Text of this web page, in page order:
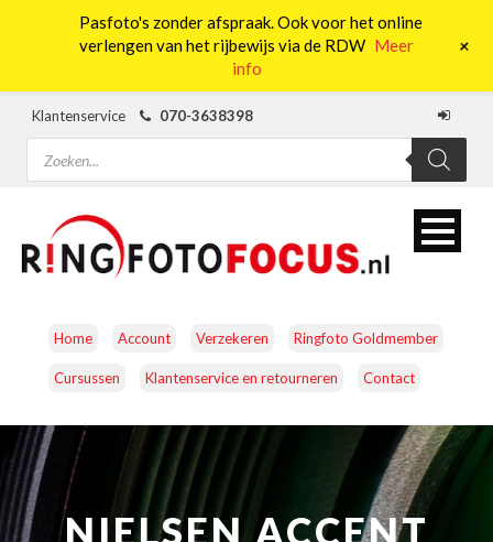
Klantenservice
070-3638398
Producten
zoeken
Home Account Verzekeren Ringfoto Goldmember
Cursussen Klantenservice en retourneren Contact
CAMERA’S OBJECTIEVEN ACCESSOIRES
NATUUROBSERVATIE MEDIA EN ENERGIE
NIELSEN ACCENT
Pasfoto's zonder afspraak. Ook voor het online
verlengen van het rijbewijs via de RDW Meer
info
+